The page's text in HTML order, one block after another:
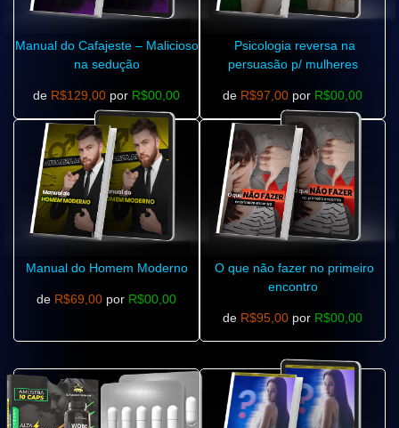
Manual do Cafajeste – Malicioso
na sedução
de R$129,00 por R$00,00
Psicologia reversa na
persuasão p/ mulheres
de R$97,00 por R$00,00
Manual do Homem Moderno
de R$69,00 por R$00,00
O que não fazer no primeiro
encontro
de R$95,00 por R$00,00